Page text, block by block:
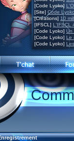
[Code Lyoko]
[Site] Code
[Créations] 10
[IFSCL] L'IFSCL
[Code Lyoko] Un
[Code Lyoko] Le
[Code Lyoko]